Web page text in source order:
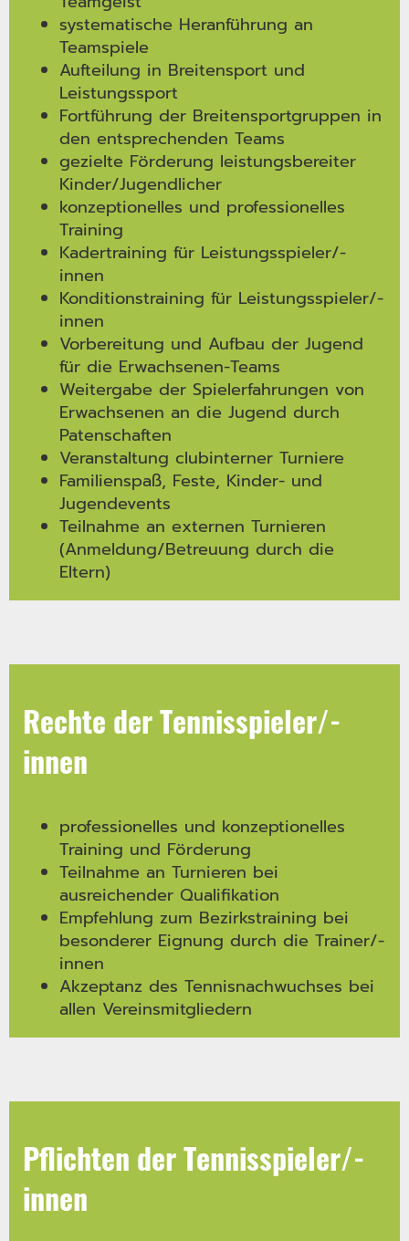
systematische Heranführung an
Teamspiele
Aufteilung in Breitensport und
Leistungssport
Fortführung der Breitensportgruppen in
den entsprechenden Teams
gezielte Förderung leistungsbereiter
Kinder/Jugendlicher
konzeptionelles und professionelles
Training
Kadertraining für Leistungsspieler/-
innen
Konditionstraining für Leistungsspieler/-
innen
Vorbereitung und Aufbau der Jugend
für die Erwachsenen-Teams
Weitergabe der Spielerfahrungen von
Erwachsenen an die Jugend durch
Patenschaften
Veranstaltung clubinterner Turniere
Familienspaß, Feste, Kinder- und
Jugendevents
Teilnahme an externen Turnieren
(Anmeldung/Betreuung durch die
Eltern)
Rechte der Tennisspieler/-
innen
professionelles und konzeptionelles
Training und Förderung
Teilnahme an Turnieren bei
ausreichender Qualifikation
Empfehlung zum Bezirkstraining bei
besonderer Eignung durch die Trainer/-
innen
Akzeptanz des Tennisnachwuchses bei
allen Vereinsmitgliedern
Pflichten der Tennisspieler/-
innen